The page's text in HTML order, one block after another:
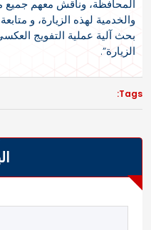
المحافظة، وناقش معهم جميع
والخدمية لهذه الزيارة، و
بحث آلية عملية التفويج
الزيارة”.
Tags: